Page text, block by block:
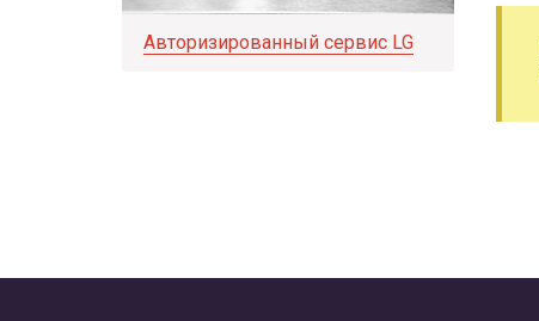
Авторизированный сервис LG